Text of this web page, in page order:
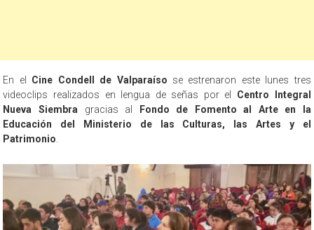
En el Cine Condell de Valparaíso se estrenaron este lunes tres
videoclips realizados en lengua de señas por el Centro Integral
Nueva Siembra gracias al
Fondo de Fomento al Arte en la
Educación del Ministerio de las Culturas, las Artes y el
Patrimonio